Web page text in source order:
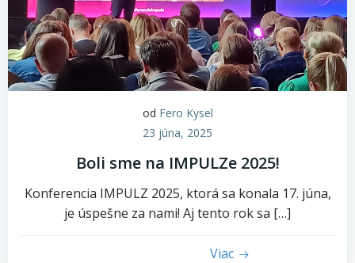
od Fero Kysel
23 júna, 2025
Boli sme na IMPULZe 2025!
Konferencia IMPULZ 2025, ktorá sa konala 17. júna,
je úspešne za nami! Aj tento rok sa […]
Viac